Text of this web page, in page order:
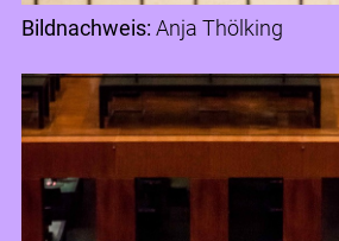
Bildnachweis: Anja Thölking